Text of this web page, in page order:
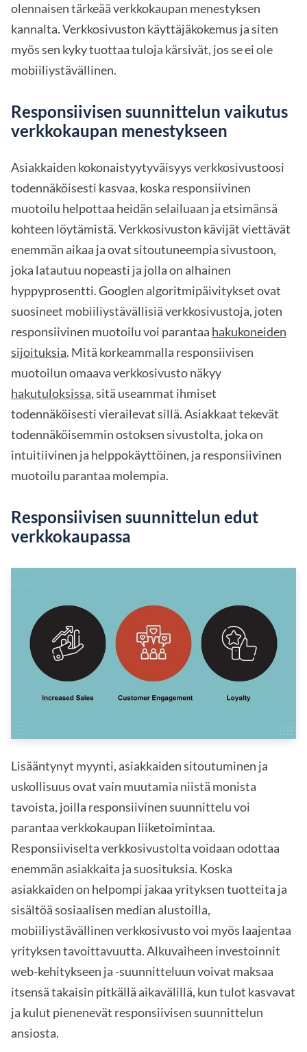
olennaisen tärkeää verkkokaupan menestyksen
kannalta. Verkkosivuston käyttäjäkokemus ja siten
myös sen kyky tuottaa tuloja kärsivät, jos se ei ole
mobiiliystävällinen.
Responsiivisen suunnittelun vaikutus
verkkokaupan menestykseen
Asiakkaiden kokonaistyytyväisyys verkkosivustoosi
todennäköisesti kasvaa, koska responsiivinen
muotoilu helpottaa heidän selailuaan ja etsimänsä
kohteen löytämistä. Verkkosivuston kävijät viettävät
enemmän aikaa ja ovat sitoutuneempia sivustoon,
joka latautuu nopeasti ja jolla on alhainen
hyppyprosentti. Googlen algoritmipäivitykset ovat
suosineet mobiiliystävällisiä verkkosivustoja, joten
responsiivinen muotoilu voi parantaa hakukoneiden
sijoituksia. Mitä korkeammalla responsiivisen
muotoilun omaava verkkosivusto näkyy
hakutuloksissa, sitä useammat ihmiset
todennäköisesti vierailevat sillä. Asiakkaat tekevät
todennäköisemmin ostoksen sivustolta, joka on
intuitiivinen ja helppokäyttöinen, ja responsiivinen
muotoilu parantaa molempia.
Responsiivisen suunnittelun edut
verkkokaupassa
Lisääntynyt myynti, asiakkaiden sitoutuminen ja
uskollisuus ovat vain muutamia niistä monista
tavoista, joilla responsiivinen suunnittelu voi
parantaa verkkokaupan liiketoimintaa.
Responsiiviselta verkkosivustolta voidaan odottaa
enemmän asiakkaita ja suosituksia. Koska
asiakkaiden on helpompi jakaa yrityksen tuotteita ja
sisältöä sosiaalisen median alustoilla,
mobiiliystävällinen verkkosivusto voi myös laajentaa
yrityksen tavoittavuutta. Alkuvaiheen investoinnit
web-kehitykseen ja -suunnitteluun voivat maksaa
itsensä takaisin pitkällä aikavälillä, kun tulot kasvavat
ja kulut pienenevät responsiivisen suunnittelun
ansiosta.